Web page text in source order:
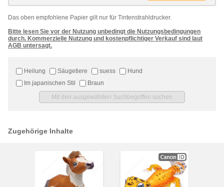
Das oben empfohlene Papier gilt nur für Tintenstrahldrucker.
Bitte lesen Sie vor der Nutzung unbedingt die Nutzungsbedingungen
durch. Kommerzielle Nutzung und kostenpflichtiger Verkauf sind laut
AGB untersagt.
Heilung Säugetiere suess
Hund
Im japanischen Stil
Braun
Zugehörige Inhalte